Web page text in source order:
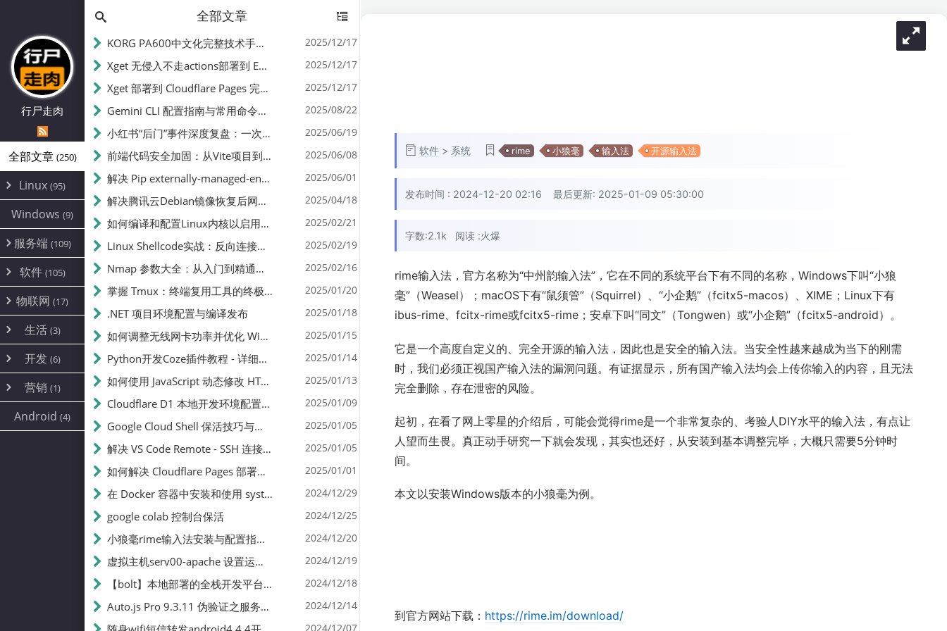
行尸走肉
全部文章 (250)
Linux (95)
Alpine
CentOS(17)
Debian(24)
ProxmoxVE
Ubuntu(7)
Windows (9)
服务端 (109)
环境配置
DD重装(3)
加速优化(34)
面板(12)
容器
游戏 (7)
饥荒(7)
云服务商(4)
WEB源码(6)
建站(5)
软件 (105)
安全(12)
办公(4)
图片 (2)
文件
系统 (35)
AI(10)
物联网 (17)
路由器
随身wifi(1)
mobile(14)
刷机
magisk
生活 (3)
线报
sim卡(1)
开发 (6)
编译
JavaScript(2)
python(2)
营销 (1)
公关(1)
SEO(1)
Android (4)
全部文章
KORG PA600中文化完整技术手册 - 从逆向到实现的全流程指南 2025/12/17
Xget 无侵入不走actions部署到 EdgeOne Pages 指南 2025/12/17
Xget 部署到 Cloudflare Pages 完整指南 - 无需修改源码的构建配置 2025/12/17
Gemini CLI 配置指南与常用命令中文翻译 | API Key、MCP、代理设置 2025/08/22
小红书“后门”事件深度复盘：一次沉默危机下的品牌、技术与流程三重考验 2025/06/19
前端代码安全加固：从Vite项目到纯静态页面的深度混淆技术备忘 2025/06/08
解决 Pip externally-managed-environment 错误：临时与永久绕过方案 2025/06/01
解决腾讯云Debian镜像恢复后网络不通问题 2025/04/18
如何编译和配置Linux内核以启用BBR2 | 内核编译教程 2025/02/21
Linux Shellcode实战：反向连接、持久化、免杀技术详解（MSF,Cobalt Strike）- 从原理到C加载器实现 2025/02/19
Nmap 参数大全：从入门到精通，掌握网络扫描的核心技巧 2025/02/16
掌握 Tmux：终端复用工具的终极指南 2025/01/20
.NET 项目环境配置与编译发布 2025/01/18
如何调整无线网卡功率并优化 Wifite 的功率设置 2025/01/15
Python开发Coze插件教程 - 详细步骤与注意事项 2025/01/14
如何使用 JavaScript 动态修改 HTML 中的权限文本 | 前端开发教程 2025/01/13
Cloudflare D1 本地开发环境配置指南 | CF Pages Local Development Guide 2025/01/09
Google Cloud Shell 保活技巧与配额时间查看方法 2025/01/05
解决 VS Code Remote - SSH 连接失败问题：从权限问题到成功启动 2025/01/05
如何解决 Cloudflare Pages 部署中的 API Token 权限问题 2025/01/01
在 Docker 容器中安装和使用 systemctl 的完整指南 2024/12/29
google colab 控制台保活 2024/12/25
小狼毫rime输入法安装与配置指南：从基础到高级自定义 2024/12/20
虚拟主机serv00-apache 设置运行目录 2024/12/19
【bolt】本地部署的全栈开发平台，支持本地及众多API，本地一键生成应用，部署教程 2024/12/18
Auto.js Pro 9.3.11 伪验证之服务器接口 Nginx 版 2024/12/14
2024/12/07
<
>
软件 > 系统 rime 小狼毫 输入法 开源输入法
发布时间 : 2024-12-20 02:16 最后更新: 2025-01-09 05:30:00
字数:2.1k 阅读 :火爆
rime输入法，官方名称为“中州韵输入法”，它在不同的系统平台下有不同的名称，Windows下叫“小狼
毫”（Weasel）；macOS下有“鼠须管”（Squirrel）、“小企鹅”（fcitx5-macos）、XIME；Linux下有
ibus-rime、fcitx-rime或fcitx5-rime；安卓下叫“同文”（Tongwen）或“小企鹅”（fcitx5-android）。
它是一个高度自定义的、完全开源的输入法，因此也是安全的输入法。当安全性越来越成为当下的刚需
时，我们必须正视国产输入法的漏洞问题。有证据显示，所有国产输入法均会上传你输入的内容，且无法
完全删除，存在泄密的风险。
起初，在看了网上零星的介绍后，可能会觉得rime是一个非常复杂的、考验人DIY水平的输入法，有点让
人望而生畏。真正动手研究一下就会发现，其实也还好，从安装到基本调整完毕，大概只需要5分钟时
间。
本文以安装Windows版本的小狼毫为例。
到官方网站下载： https://rime.im/download/